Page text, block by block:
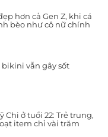
hơn cả Gen Z, khi cá
bèo như cô nữ chính
vẫn gây sốt
Chi ở tuổi 22: Trẻ trung,
item chỉ vài trăm